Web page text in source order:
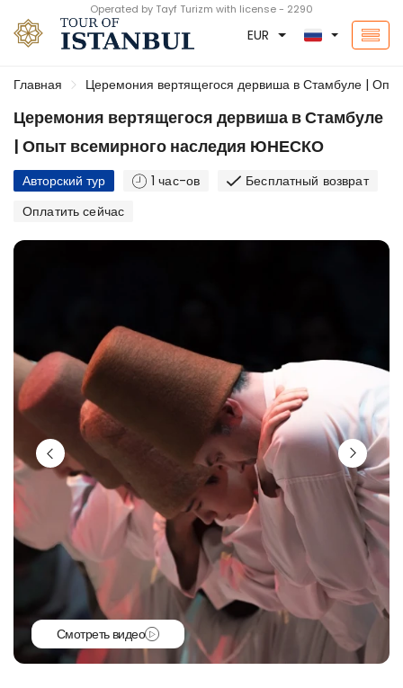
Operated by Tayf Turizm with license - 2290
EUR
Главная Церемония вертящегося дервиша в Стамбуле |
Церемония вертящегося дервиша в Стамбуле
| Опыт всемирного наследия ЮНЕСКО
Авторский тур 1 час-ов
Бесплатный возврат
Оплатить сейчас
Смотреть видео